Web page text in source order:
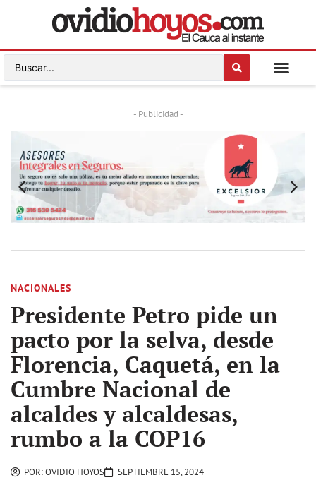
- Publicidad -
NACIONALES
Presidente Petro pide un
pacto por la selva, desde
Florencia, Caquetá, en la
Cumbre Nacional de
alcaldes y alcaldesas,
rumbo a la COP16
POR:OVIDIO HOYOS SEPTIEMBRE 15, 2024